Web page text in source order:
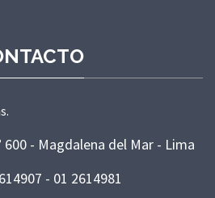
600 - Magdalena del Mar - Lima
- 01 2614981